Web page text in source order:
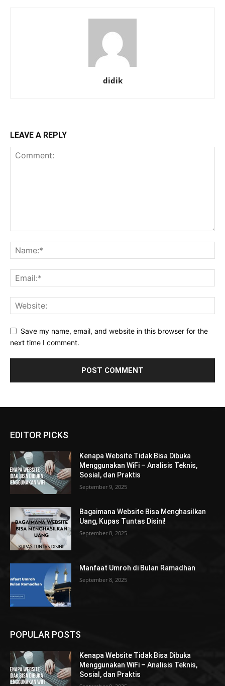
didik
LEAVE A REPLY
Save my name, email, and website in this browser for the
next time I comment.
EDITOR PICKS
Kenapa Website Tidak Bisa Dibuka
Menggunakan WiFi – Analisis Teknis,
Sosial, dan Praktis
September 9, 2025
Bagaimana Website Bisa Menghasilkan
Uang, Kupas Tuntas Disini!
September 8, 2025
Manfaat Umroh di Bulan Ramadhan
September 8, 2025
POPULAR POSTS
Kenapa Website Tidak Bisa Dibuka
Menggunakan WiFi – Analisis Teknis,
Sosial, dan Praktis